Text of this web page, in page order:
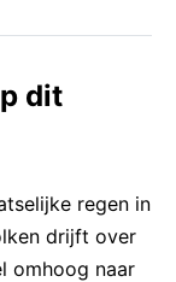
dit
regen in
drijft over
omhoog naar